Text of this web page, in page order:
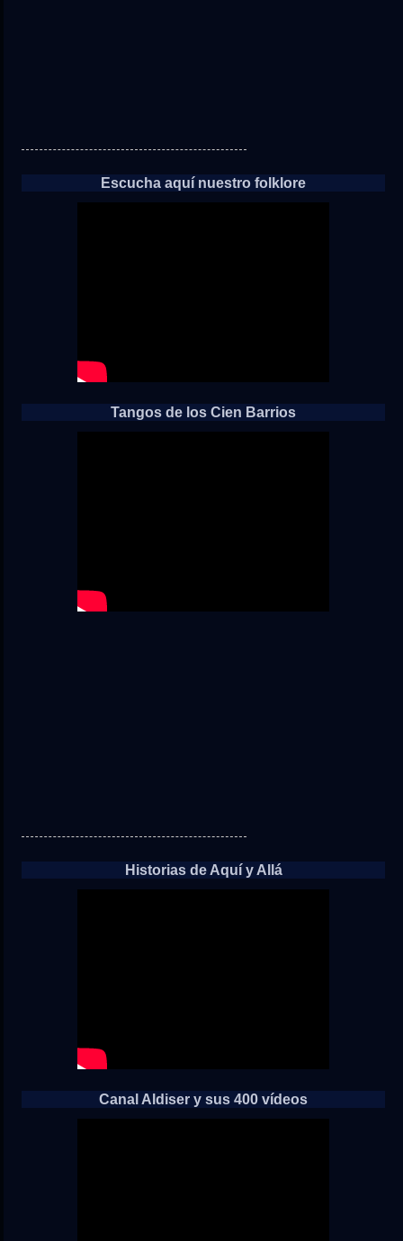
Escucha aquí nuestro folklore
Tangos de los Cien Barrios
Historias de Aquí y Allá
Canal Aldiser y sus 400 vídeos